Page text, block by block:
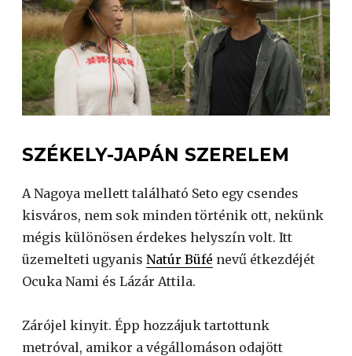
SZÉKELY-JAPÁN SZERELEM
A Nagoya mellett található Seto egy csendes
kisváros, nem sok minden történik ott, nekünk
mégis különösen érdekes helyszín volt. Itt
üzemelteti ugyanis Natúr Büfé nevű étkezdéjét
Ocuka Nami és Lázár Attila.
Zárójel kinyit. Épp hozzájuk tartottunk
metróval, amikor a végállomáson odajött